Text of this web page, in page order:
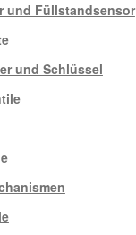
und Füllstandsensor
und Schlüssel